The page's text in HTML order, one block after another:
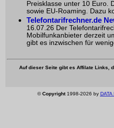
Preisklasse unter 10 Euro.
sowie EU-Roaming. Dazu
Telefontarifrechner.de
16.07.26 Der
Mobilfunkanbieter derzeit
gibt es inzwischen für
Auf dieser Seite gibt es Affilate Links,
©Copyright1998-2026 by